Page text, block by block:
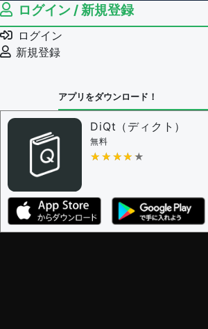
ログイン / 新規登録
ログイン
新規登録
アプリをダウンロード！
DiQt（ディクト）
無料
★★★★★
★★★★★